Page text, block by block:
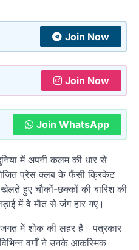
Join Now
Join Now
Join WhatsApp
में अपनी कलम की धार से
प्रेस क्लब के फैंसी क्रिकेट
खेलते हुए चौकों-छक्कों की बारिश की
में वे मौत से जंग हार गए।
में शोक की लहर है। पत्रकार
वर्गों ने उनके आकस्मिक